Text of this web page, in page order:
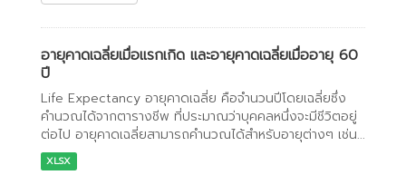
อายุคาดเฉลี่ยเมื่อแรกเกิด และอายุคาดเฉลี่ยเมื่ออายุ 60
ปี
Life Expectancy อายุคาดเฉลี่ย คือจำนวนปีโดยเฉลี่ยซึ่ง
คำนวณได้จากตารางชีพ ที่ประมาณว่าบุคคลหนึ่งจะมีชีวิตอยู่
ต่อไป อายุคาดเฉลี่ยสามารถคำนวณได้สำหรับอายุต่างๆ เช่น...
XLSX